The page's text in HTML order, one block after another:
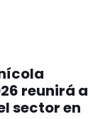
reunirá a
sector en